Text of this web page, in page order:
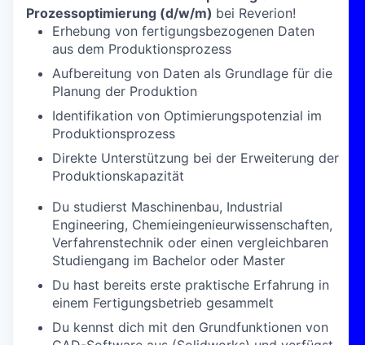
Prozessoptimierung (d/w/m) bei Reverion!
Erhebung von fertigungsbezogenen Daten
aus dem Produktionsprozess
Aufbereitung von Daten als Grundlage für die
Planung der Produktion
Identifikation von Optimierungspotenzial im
Produktionsprozess
Direkte Unterstützung bei der Erweiterung der
Produktionskapazität
Du studierst Maschinenbau, Industrial
Engineering, Chemieingenieurwissenschaften,
Verfahrenstechnik oder einen vergleichbaren
Studiengang im Bachelor oder Master
Du hast bereits erste praktische Erfahrung in
einem Fertigungsbetrieb gesammelt
Du kennst dich mit den Grundfunktionen von